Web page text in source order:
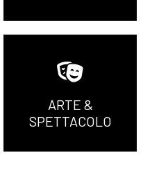
ARTE &
SPETTACOLO